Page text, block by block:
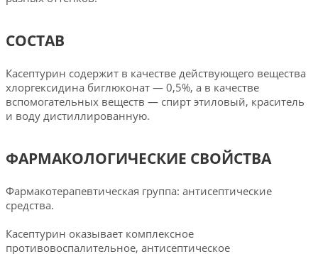
СОСТАВ
Касептурин содержит в качестве действующего вещества
хлоргексидина биглюконат — 0,5%, а в качестве
вспомогательных веществ — спирт этиловый, краситель
и воду дистиллированную.
ФАРМАКОЛОГИЧЕСКИЕ СВОЙСТВА
Фармакотерапевтическая гpyппa: антисептические
средства.
Касептурин оказывает комплексное
противовоспалительное, антисептическое